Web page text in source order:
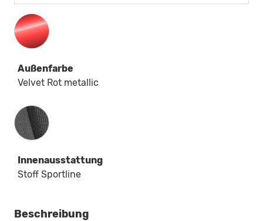
Außenfarbe
Velvet Rot metallic
Innenausstattung
Innenausstattung
Stoff Sportline
Beschreibung